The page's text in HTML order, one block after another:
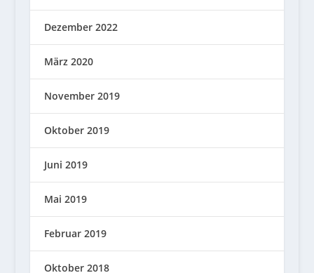
Dezember 2022
März 2020
November 2019
Oktober 2019
Juni 2019
Mai 2019
Februar 2019
Oktober 2018